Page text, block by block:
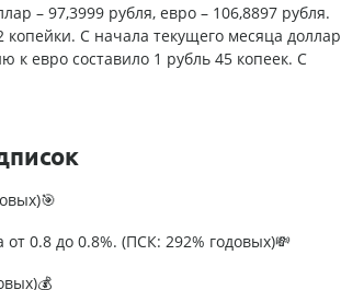
– 97,3999 рубля, евро – 106,8897 рубля.
С начала текущего месяца доллар
к евро составило 1 рубль 45 копеек. С
0.8 до 0.8%. (ПСК: 292% годовых)💸